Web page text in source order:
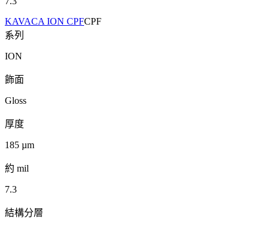
KAVACA ION CPFCPF
系列
ION
飾面
Gloss
厚度
185 µm
約 mil
7.3
結構分層